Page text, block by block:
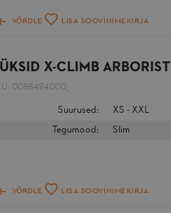
VÕRDLE LISA SOOVINIMEKIRJA
X-CLIMB ARBORIST
0088494000_
Suurused:
XS - XXL
Tegumood:
Slim
VÕRDLE LISA SOOVINIMEKIRJA